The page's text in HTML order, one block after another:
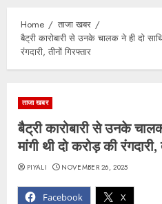
Home
ताजा खबर
बैट्री कारोबारी से उनके चालक ने ही दो
रंगदारी, तीनों गिरफ्तार
ताजा खबर
बैट्री कारोबारी से उनके
मांगी थी दो करोड़ की रंगदारी,
Facebook X
PIYALI NOVEMBER 26, 2025